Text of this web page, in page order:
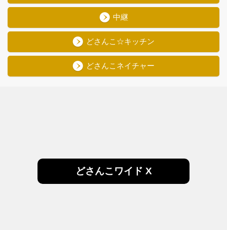
中継
どさんこ☆キッチン
どさんこネイチャー
どさんこワイド X